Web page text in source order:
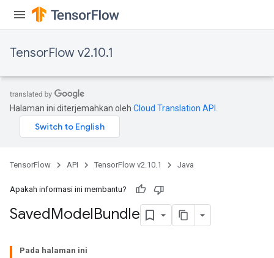
TensorFlow v2.10.1
Halaman ini diterjemahkan oleh Cloud Translation API
TensorFlow API TensorFlow v2.10.1 Java
Apakah informasi ini membantu?
SavedModelBundle
Pada halaman ini